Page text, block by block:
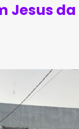
Jesus